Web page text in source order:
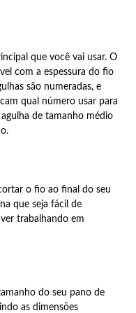
que você vai usar. O
com a espessura do fio
são numeradas, e
qual número usar para
de tamanho médio
o fio ao final do seu
que seja fácil de
trabalhando em
do seu pano de
as dimensões